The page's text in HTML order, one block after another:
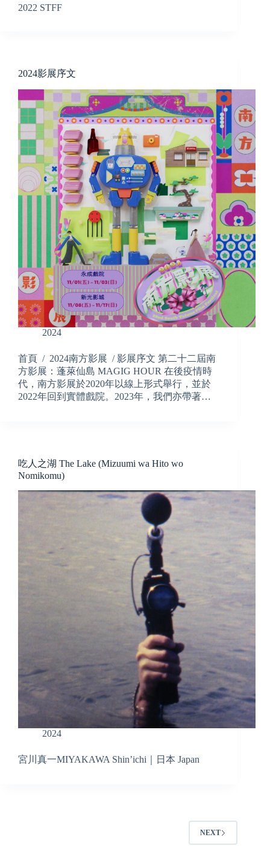
2022 STFF
2024影展序文
2024
首頁 / 2024南方影展 / 影展序文 第二十二屆南
方影展：蓬萊仙島 MAGIG HOUR 在後疫情時
代，南方影展於2020年以線上形式舉行，並於
2022年回到實體戲院。2023年，我們亦帶著…
吃人之湖 The Lake (Mizuumi wa Hito wo
Nomikomu)
2024
宮川真一MIYAKAWA Shin’ichi｜日本 Japan
NEXT